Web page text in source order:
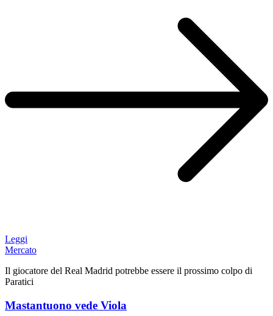
Leggi
Mercato
Il giocatore del Real Madrid potrebbe essere il prossimo colpo di
Paratici
Mastantuono vede Viola